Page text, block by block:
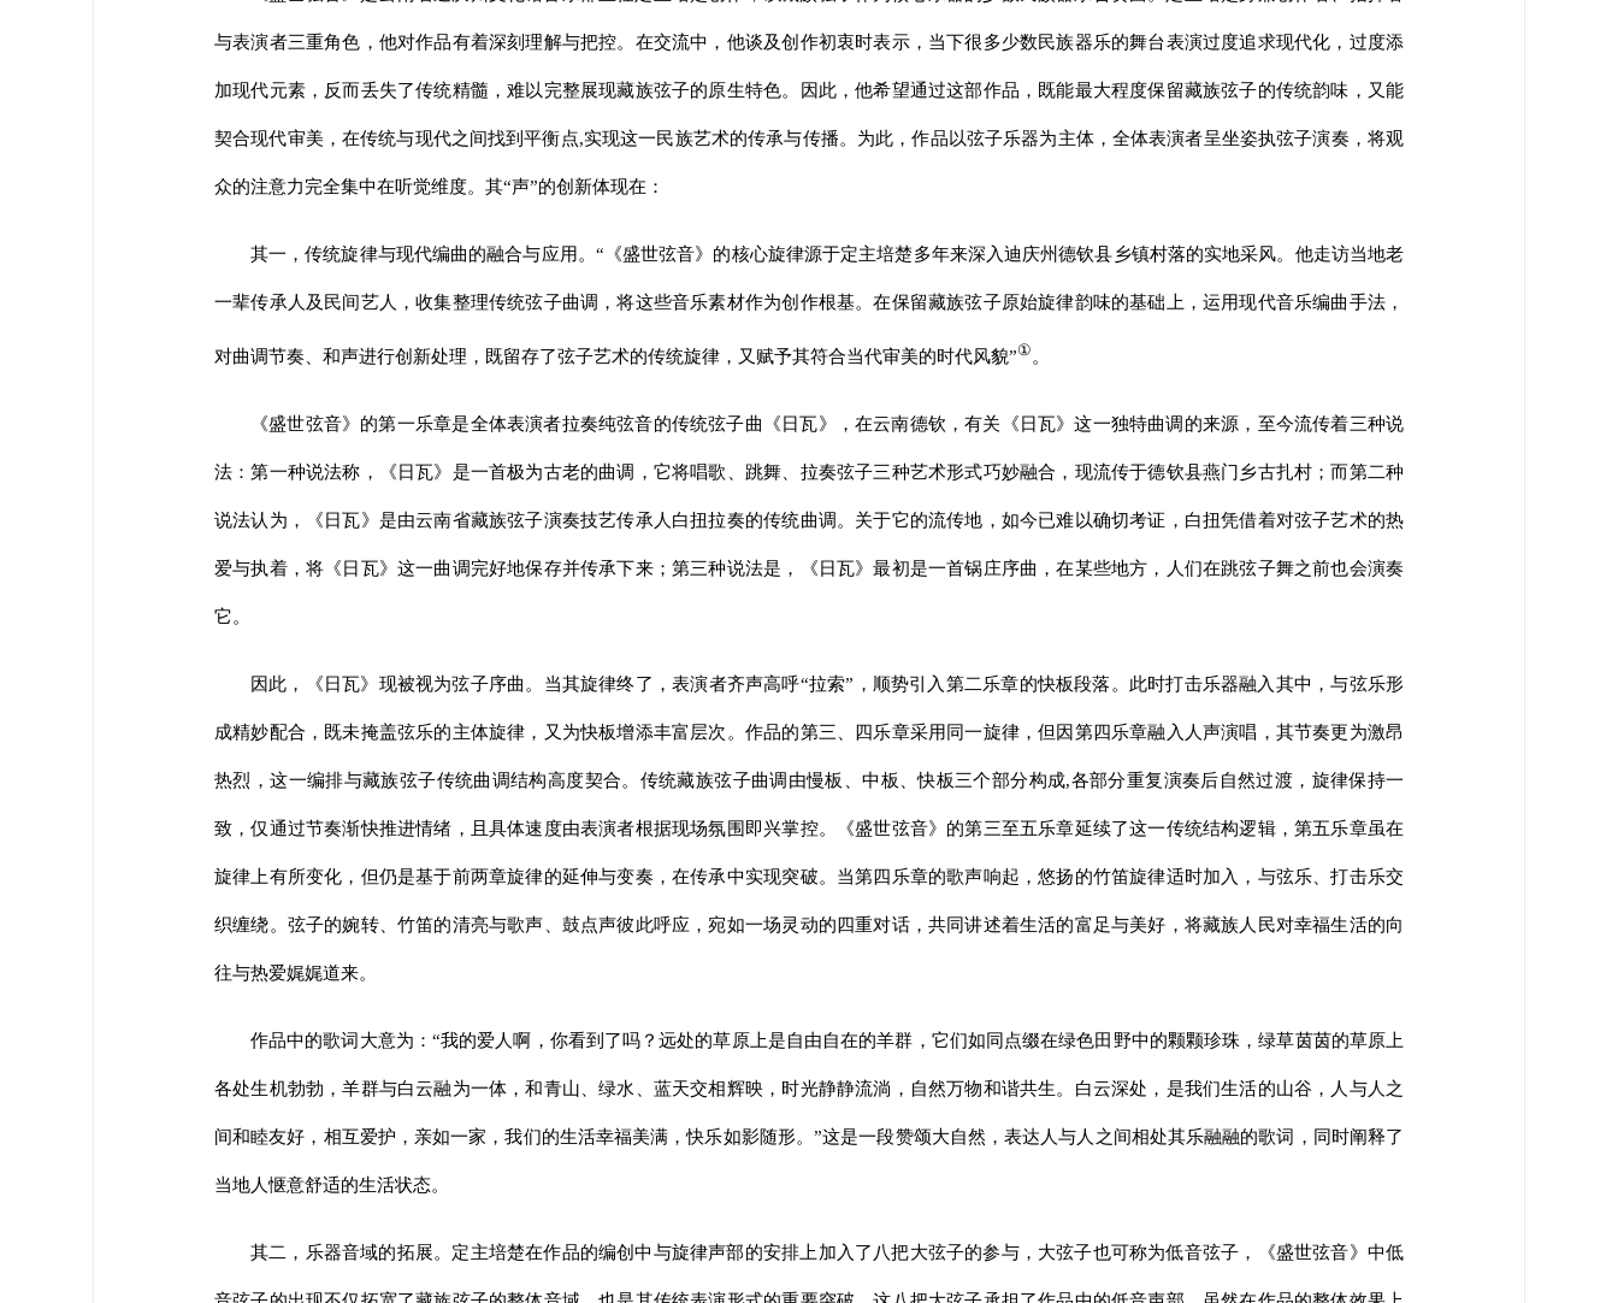
与表演者三重角色，他对作品有着深刻理解与把控。在交流中，他谈及创作初衷时表示，当下很多少数民族器乐的舞台表演过度追求现代化，过度添
加现代元素，反而丢失了传统精髓，难以完整展现藏族弦子的原生特色。因此，他希望通过这部作品，既能最大程度保留藏族弦子的传统韵味，又能
契合现代审美，在传统与现代之间找到平衡点,实现这一民族艺术的传承与传播。为此，作品以弦子乐器为主体，全体表演者呈坐姿执弦子演奏，将观
众的注意力完全集中在听觉维度。其“声”的创新体现在：
其一，传统旋律与现代编曲的融合与应用。“《盛世弦音》的核心旋律源于定主培楚多年来深入迪庆州德钦县乡镇村落的实地采风。他走访当地老
一辈传承人及民间艺人，收集整理传统弦子曲调，将这些音乐素材作为创作根基。在保留藏族弦子原始旋律韵味的基础上，运用现代音乐编曲手法，
对曲调节奏、和声进行创新处理，既留存了弦子艺术的传统旋律，又赋予其符合当代审美的时代风貌”① 。
《盛世弦音》的第一乐章是全体表演者拉奏纯弦音的传统弦子曲《日瓦》，在云南德钦，有关《日瓦》这一独特曲调的来源，至今流传着三种说
法：第一种说法称，《日瓦》是一首极为古老的曲调，它将唱歌、跳舞、拉奏弦子三种艺术形式巧妙融合，现流传于德钦县燕门乡古扎村；而第二种
说法认为，《日瓦》是由云南省藏族弦子演奏技艺传承人白扭拉奏的传统曲调。关于它的流传地，如今已难以确切考证，白扭凭借着对弦子艺术的热
爱与执着，将《日瓦》这一曲调完好地保存并传承下来；第三种说法是，《日瓦》最初是一首锅庄序曲，在某些地方，人们在跳弦子舞之前也会演奏
它。
因此，《日瓦》现被视为弦子序曲。当其旋律终了，表演者齐声高呼“拉索”，顺势引入第二乐章的快板段落。此时打击乐器融入其中，与弦乐形
成精妙配合，既未掩盖弦乐的主体旋律，又为快板增添丰富层次。作品的第三、四乐章采用同一旋律，但因第四乐章融入人声演唱，其节奏更为激昂
热烈，这一编排与藏族弦子传统曲调结构高度契合。传统藏族弦子曲调由慢板、中板、快板三个部分构成,各部分重复演奏后自然过渡，旋律保持一
致，仅通过节奏渐快推进情绪，且具体速度由表演者根据现场氛围即兴掌控。《盛世弦音》的第三至五乐章延续了这一传统结构逻辑，第五乐章虽在
旋律上有所变化，但仍是基于前两章旋律的延伸与变奏，在传承中实现突破。当第四乐章的歌声响起，悠扬的竹笛旋律适时加入，与弦乐、打击乐交
织缠绕。弦子的婉转、竹笛的清亮与歌声、鼓点声彼此呼应，宛如一场灵动的四重对话，共同讲述着生活的富足与美好，将藏族人民对幸福生活的向
往与热爱娓娓道来。
作品中的歌词大意为：“我的爱人啊，你看到了吗？远处的草原上是自由自在的羊群，它们如同点缀在绿色田野中的颗颗珍珠，绿草茵茵的草原上
各处生机勃勃，羊群与白云融为一体，和青山、绿水、蓝天交相辉映，时光静静流淌，自然万物和谐共生。白云深处，是我们生活的山谷，人与人之
间和睦友好，相互爱护，亲如一家，我们的生活幸福美满，快乐如影随形。”这是一段赞颂大自然，表达人与人之间相处其乐融融的歌词，同时阐释了
当地人惬意舒适的生活状态。
其二，乐器音域的拓展。定主培楚在作品的编创中与旋律声部的安排上加入了八把大弦子的参与，大弦子也可称为低音弦子，《盛世弦音》中低